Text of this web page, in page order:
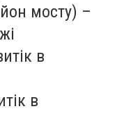
мосту) –
в
в